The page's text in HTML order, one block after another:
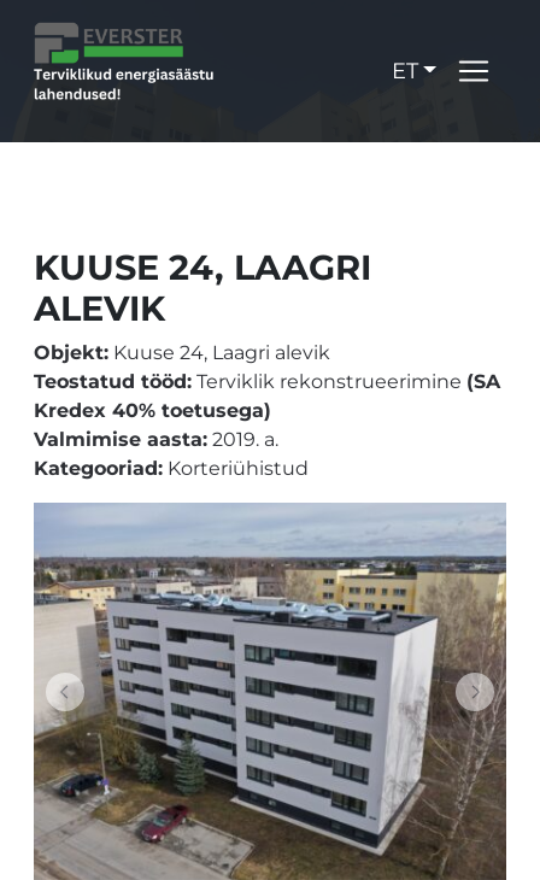
ET
KUUSE 24, LAAGRI
ALEVIK
Objekt: Kuuse 24, Laagri alevik
Teostatud tööd: Terviklik rekonstrueerimine (SA
Kredex 40% toetusega)
Valmimise aasta: 2019. a.
Kategooriad: Korteriühistud